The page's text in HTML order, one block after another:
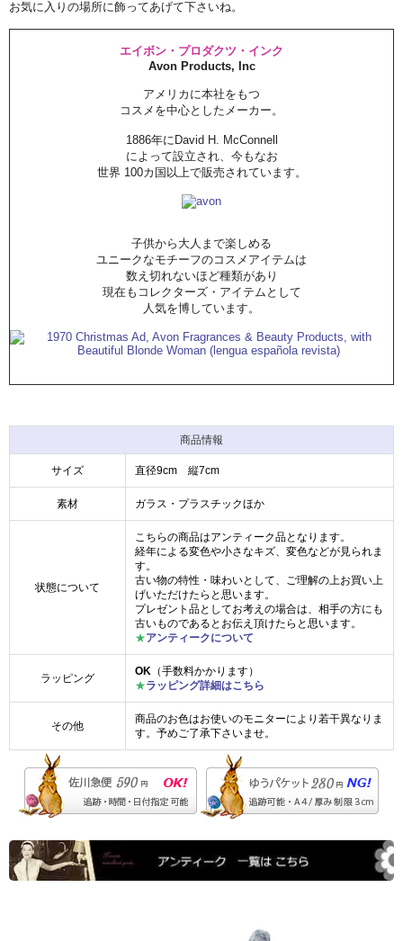
お気に入りの場所に飾ってあげて下さいね。
エイボン・プロダクツ・インク
Avon Products, Inc
アメリカに本社をもつ
コスメを中心としたメーカー。
1886年にDavid H. McConnell
によって設立され、今もなお
世界 100カ国以上で販売されています。
子供から大人まで楽しめる
ユニークなモチーフのコスメアイテムは
数え切れないほど種類があり
現在もコレクターズ・アイテムとして
人気を博しています。
商品情報
サイズ 直径9cm 縦7cm
素材 ガラス・プラスチックほか
状態について
こちらの商品はアンティーク品となります。
経年による変色や小さなキズ、変色などが見られま
す。
古い物の特性・味わいとして、ご理解の上お買い上
げいただけたらと思います。
プレゼント品としてお考えの場合は、相手の方にも
古いものであるとお伝え頂けたらと思います。
★アンティークについて
ラッピング
OK （手数料かかります）
★ラッピング詳細はこちら
その他
商品のお色はお使いのモニターにより若干異なりま
す。予めご了承下さいませ。